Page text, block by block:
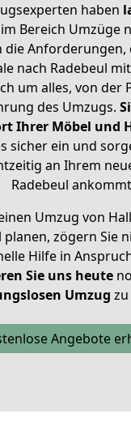
haben
im Bereich Umzüge
die Anforderungen,
nach Radebeul
um alles, von der
des Umzugs.
Ihrer Möbel und
sicher ein und
an Ihrem
Radebeul
Umzug von
planen, zögern Sie
Hilfe in
Sie uns heute
Umzug
Angebote